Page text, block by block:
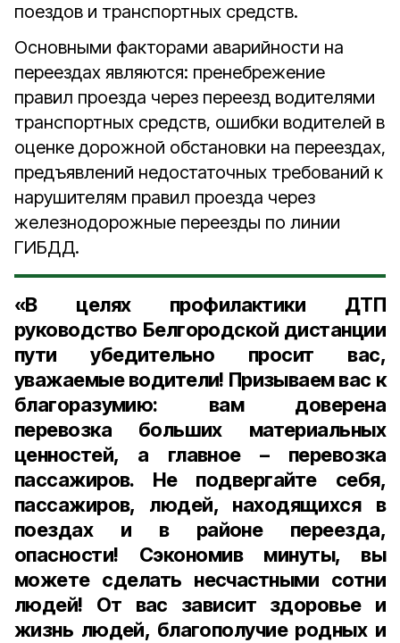
поездов и транспортных средств.
Основными факторами аварийности на
переездах являются: пренебрежение
правил проезда через переезд водителями
транспортных средств, ошибки водителей в
оценке дорожной обстановки на переездах,
предъявлений недостаточных требований к
нарушителям правил проезда через
железнодорожные переезды по линии
ГИБДД.
«В целях профилактики ДТП
руководство Белгородской дистанции
пути убедительно просит вас,
уважаемые водители! Призываем вас к
благоразумию: вам доверена
перевозка больших материальных
ценностей, а главное – перевозка
пассажиров. Не подвергайте себя,
пассажиров, людей, находящихся в
поездах и в районе переезда,
опасности! Сэкономив минуты, вы
можете сделать несчастными сотни
людей! От вас зависит здоровье и
жизнь людей, благополучие родных и